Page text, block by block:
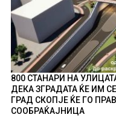
800 СТАНАРИ НА
ДЕКА ЗГРАДАТА ЌЕ ИМ
ГРАД СКОПЈЕ ЌЕ ГО
СООБРАЌАЈНИЦА